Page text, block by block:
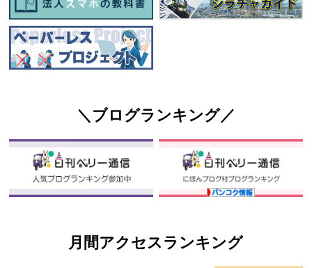
＼ブログランキング／
月間アクセスランキング